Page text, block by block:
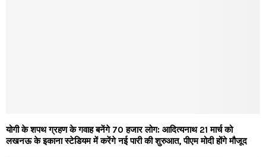
योगी के शपथ ग्रहण के गवाह बनेंगे 70 हजार लोग: आदित्यनाथ 21 मार्च को
लखनऊ के इकाना स्टेडियम में करेंगे नई पारी की शुरुआत, पीएम मोदी होंगे मौजूद